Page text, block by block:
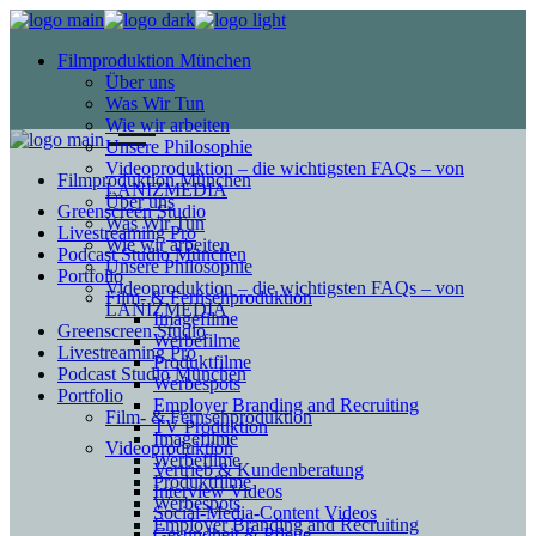
Filmproduktion München
Über uns
Was Wir Tun
Wie wir arbeiten
Unsere Philosophie
Videoproduktion – die wichtigsten FAQs – von
LANIZMEDIA
Greenscreen Studio
Livestreaming Pro
Podcast Studio München
Portfolio
Film- & Fernsehproduktion
Imagefilme
Werbefilme
Produktfilme
Werbespots
Employer Branding and Recruiting
TV Produktion
Videoproduktion
Vertrieb & Kundenberatung
Interview Videos
Social-Media-Content Videos
Filmproduktion München
Über uns
Was Wir Tun
Wie wir arbeiten
Unsere Philosophie
Videoproduktion – die wichtigsten FAQs – von
LANIZMEDIA
Greenscreen Studio
Livestreaming Pro
Podcast Studio München
Portfolio
Film- & Fernsehproduktion
Imagefilme
Werbefilme
Produktfilme
Werbespots
Employer Branding and Recruiting